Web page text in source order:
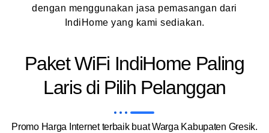
dengan menggunakan jasa pemasangan dari
IndiHome yang kami sediakan.
Paket WiFi IndiHome Paling
Laris di Pilih Pelanggan
Promo Harga Internet terbaik buat Warga Kabupaten Gresik.